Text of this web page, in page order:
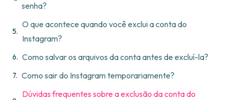
senha?
O que acontece quando você exclui a conta do
Instagram?
Como salvar os arquivos da conta antes de excluí-la?
Como sair do Instagram temporariamente?
Dúvidas frequentes sobre a exclusão da conta do